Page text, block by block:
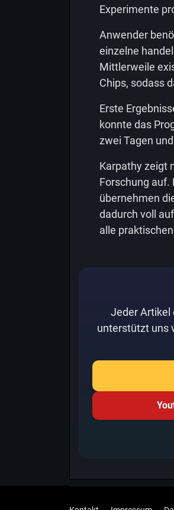
Experimente
Anwender
einzelne
Mittlerweile
Chips, sodass
Erste
konnte das
zwei Tagen
Karpathy zeigt
Forschung auf.
übernehmen
dadurch voll
alle
Jeder Artikel
unterstützt uns